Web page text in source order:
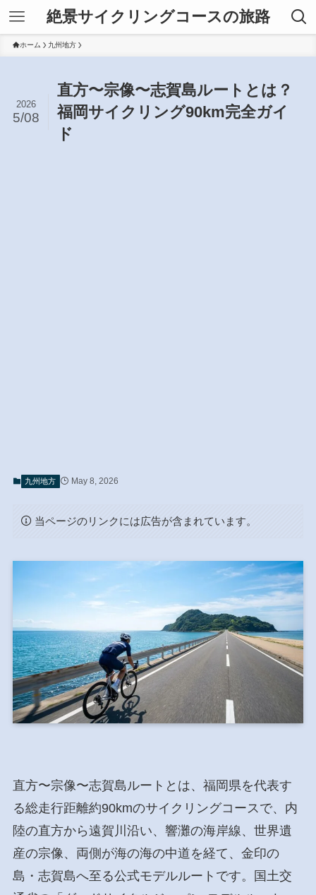
絶景サイクリングコースの旅路
ホーム 九州地方
直方〜宗像〜志賀島ルートとは？
福岡サイクリング90km完全ガイ
ド
2026
5/08
九州地方 May 8, 2026
当ページのリンクには広告が含まれています。
直方〜宗像〜志賀島ルートとは、福岡県を代表す
る総走行距離約90kmのサイクリングコースで、内
陸の直方から遠賀川沿い、響灘の海岸線、世界遺
産の宗像、両側が海の海の中道を経て、金印の
島・志賀島へ至る公式モデルルートです。国土交